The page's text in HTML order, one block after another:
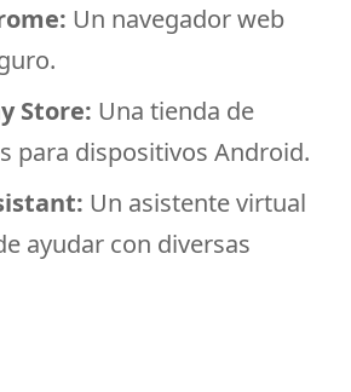
Un navegador web
Store: Una tienda de
para dispositivos Android.
Un asistente virtual
ayudar con diversas